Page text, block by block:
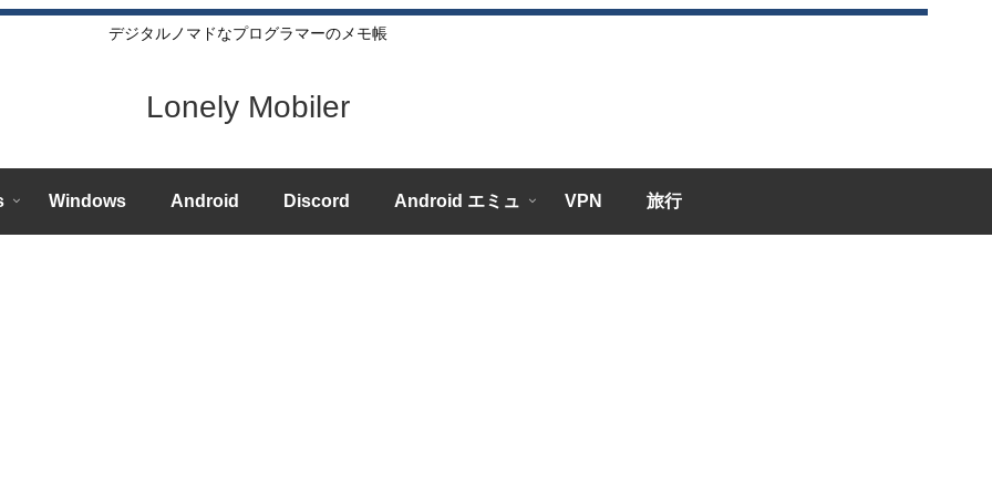
デジタルノマドなプログラマーのメモ帳
Lonely Mobiler
Windows Android Discord Android エミュ VPN 旅行